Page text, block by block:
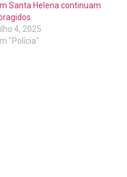
Santa Helena continuam
4, 2025
"Polícia"